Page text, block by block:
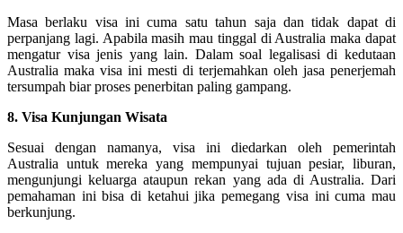
Masa berlaku visa ini cuma satu tahun saja dan tidak dapat di
perpanjang lagi. Apabila masih mau tinggal di Australia maka dapat
mengatur visa jenis yang lain. Dalam soal legalisasi di kedutaan
Australia maka visa ini mesti di terjemahkan oleh jasa penerjemah
tersumpah biar proses penerbitan paling gampang.
8. Visa Kunjungan Wisata
Sesuai dengan namanya, visa ini diedarkan oleh pemerintah
Australia untuk mereka yang mempunyai tujuan pesiar, liburan,
mengunjungi keluarga ataupun rekan yang ada di Australia. Dari
pemahaman ini bisa di ketahui jika pemegang visa ini cuma mau
berkunjung.